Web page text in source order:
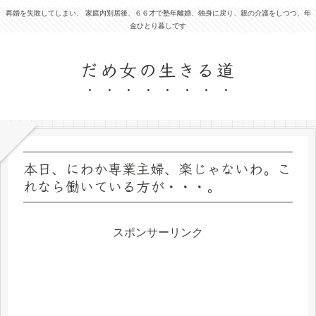
再婚を失敗してしまい、 家庭内別居後、６６才で塾年離婚、独身に戻り、親の介護をしつつ、年
金ひとり暮しです
だめ女の生きる道
本日、にわか専業主婦、楽じゃないわ。こ
れなら働いている方が・・・。
スポンサーリンク